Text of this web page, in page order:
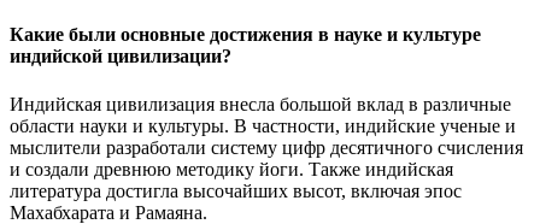
Какие были основные достижения в науке и культуре
индийской цивилизации?
Индийская цивилизация внесла большой вклад в различные
области науки и культуры. В частности, индийские ученые и
мыслители разработали систему цифр десятичного счисления
и создали древнюю методику йоги. Также индийская
литература достигла высочайших высот, включая эпос
Махабхарата и Рамаяна.